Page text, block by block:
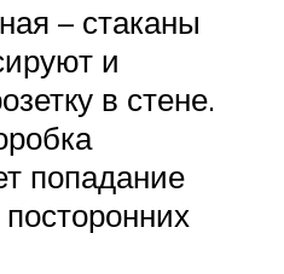
– стаканы
и
в стене.
попадание